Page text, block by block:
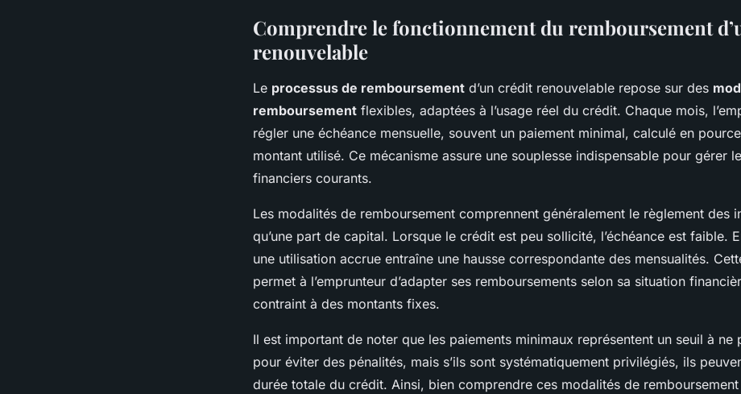
Comprendre le fonctionnement du remboursement
renouvelable
Le processus de remboursement d’un crédit renouvelable repose sur des
remboursement flexibles, adaptées à l’usage réel du crédit. Chaque mois,
régler une échéance mensuelle, souvent un paiement minimal, calculé en
montant utilisé. Ce mécanisme assure une souplesse indispensable pour gérer
financiers courants.
Les modalités de remboursement comprennent généralement le règlement des
qu’une part de capital. Lorsque le crédit est peu sollicité, l’échéance est faible.
une utilisation accrue entraîne une hausse correspondante des mensualités.
permet à l’emprunteur d’adapter ses remboursements selon sa situation
contraint à des montants fixes.
Il est important de noter que les paiements minimaux représentent un seuil à ne
pour éviter des pénalités, mais s’ils sont systématiquement privilégiés, ils
durée totale du crédit. Ainsi, bien comprendre ces modalités de remboursement